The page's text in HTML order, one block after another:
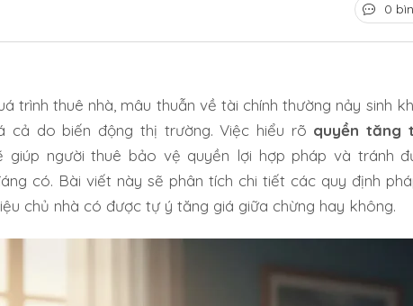
0
trình thuê nhà, mâu thuẫn về tài chính thường nảy sinh
cả do biến động thị trường. Việc hiểu rõ quyền tăng
giúp người thuê bảo vệ quyền lợi hợp pháp và tránh
có. Bài viết này sẽ phân tích chi tiết các quy định
chủ nhà có được tự ý tăng giá giữa chừng hay không.